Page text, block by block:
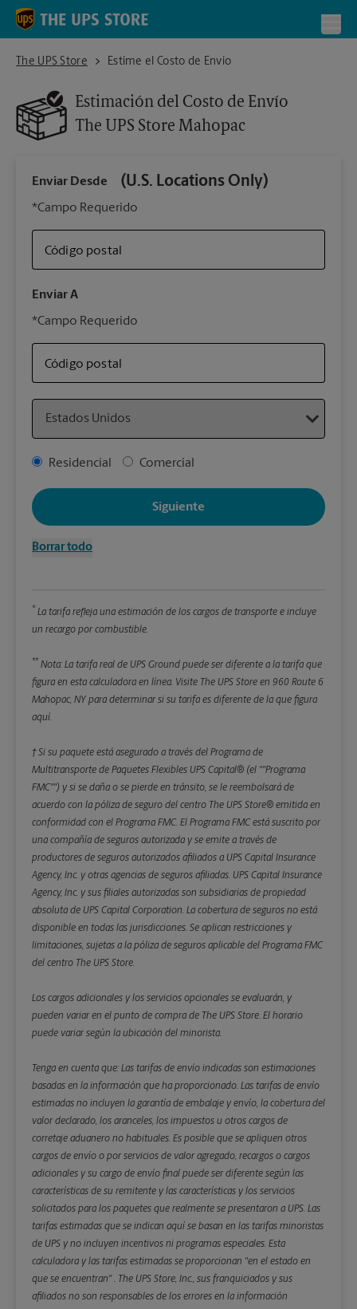
Skip to content
Return to Nav
The UPS Store
The UPS Store MahopacEstime el Costo de Envío
Estimación del Costo de Envío
The UPS Store Mahopac
Enviar Desde (U.S. Locations Only)
*Campo Requerido
Código postal
Enviar A
*Campo Requerido
Código postal
Address Type
Residencial Comercial
Borrar todo
Siguiente
* La tarifa refleja una estimación de los cargos de transporte e incluye
un recargo por combustible.
** Nota: La tarifa real de UPS Ground puede ser diferente a la tarifa que
figura en esta calculadora en línea. Visite The UPS Store en 960 Route 6
Mahopac, NY para determinar si su tarifa es diferente de la que figura
aquí.
† Si su paquete está asegurado a través del Programa de
Multitransporte de Paquetes Flexibles UPS Capital® (el ""Programa
FMC"") y si se daña o se pierde en tránsito, se le reembolsará de
acuerdo con la póliza de seguro del centro The UPS Store® emitida en
conformidad con el Programa FMC. El Programa FMC está suscrito por
una compañía de seguros autorizada y se emite a través de
productores de seguros autorizados afiliados a UPS Capital Insurance
Agency, Inc. y otras agencias de seguros afiliadas. UPS Capital Insurance
Agency, Inc. y sus filiales autorizadas son subsidiarias de propiedad
absoluta de UPS Capital Corporation. La cobertura de seguros no está
disponible en todas las jurisdicciones. Se aplican restricciones y
limitaciones, sujetas a la póliza de seguros aplicable del Programa FMC
del centro The UPS Store.
Los cargos adicionales y los servicios opcionales se evaluarán, y
pueden variar en el punto de compra de The UPS Store. El horario
puede variar según la ubicación del minorista.
Tenga en cuenta que: Las tarifas de envío indicadas son estimaciones
basadas en la información que ha proporcionado. Las tarifas de envío
estimadas no incluyen la garantía de embalaje y envío, la cobertura del
valor declarado, los aranceles, los impuestos u otros cargos de
corretaje aduanero no habituales. Es posible que se apliquen otros
cargos de envío o por servicios de valor agregado, recargos o cargos
adicionales y su cargo de envío final puede ser diferente según las
características de su remitente y las características y los servicios
solicitados para los paquetes que realmente se presentaron a UPS. Las
tarifas estimadas que se indican aquí se basan en las tarifas minoristas
de UPS y no incluyen incentivos ni programas especiales. Esta
calculadora y las tarifas estimadas se proporcionan "en el estado en
que se encuentran" . The UPS Store, Inc., sus franquiciados y sus
afiliados no son responsables de los errores en la información